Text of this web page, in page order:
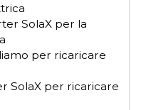
SolaX per la
per ricaricare
SolaX per ricaricare